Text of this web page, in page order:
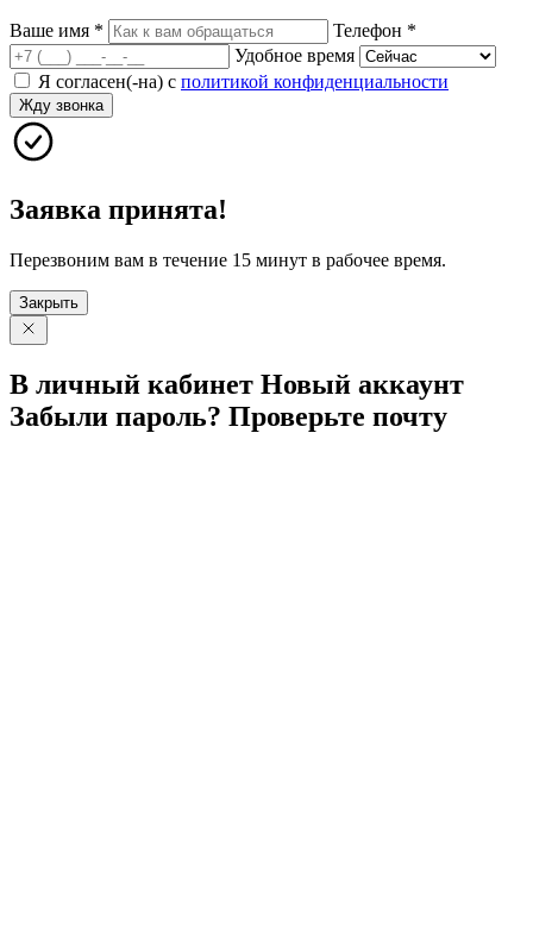
Ваше имя * Телефон *
Удобное время
Я согласен(-на) с политикой конфиденциальности
Жду звонка
Заявка принята!
Перезвоним вам в течение 15 минут в рабочее время.
Закрыть
В личный кабинет Новый аккаунт
Забыли пароль? Проверьте почту